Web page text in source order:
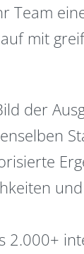
Team
mit
der
2.000+